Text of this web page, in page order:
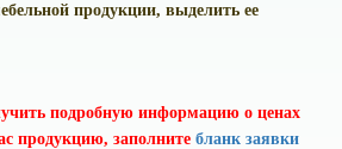
продукции, выделить ее
подробную информацию о ценах
продукцию, заполните бланк заявки